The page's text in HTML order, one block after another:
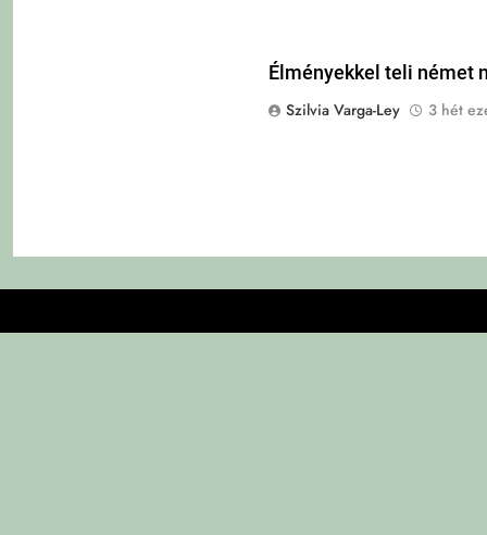
Élményekkel teli német
Szilvia Varga-Ley
3 hét